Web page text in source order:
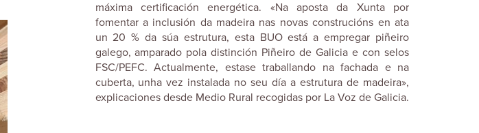
máxima certificación energética. «Na aposta da Xunta por
fomentar a inclusión da madeira nas novas construcións en ata
un 20 % da súa estrutura, esta BUO está a empregar piñeiro
galego, amparado pola distinción Piñeiro de Galicia e con selos
FSC/PEFC. Actualmente, estase traballando na fachada e na
cuberta, unha vez instalada no seu día a estrutura de madeira»,
explicaciones desde Medio Rural recogidas por La Voz de Galicia.